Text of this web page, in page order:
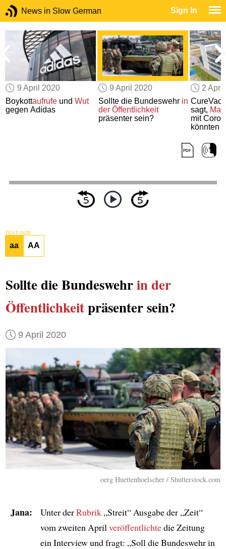
News in Slow German Sign In
9 April 2020
Boykottaufrufe undWut
gegen Adidas
9 April 2020
Sollte die Bundeswehr in
der Öffentlichkeit
präsenter sein?
2
CureVac-
sagt,
mit
könnten
TEXT SIZE
aa AA
Sollte die Bundeswehrin der
Öffentlichkeitpräsenter sein?
9 April 2020
oerg Huettenhoelscher / Shutterstock.com
Jana: Unter derRubrik„Streit“ Ausgabe der „Zeit“
vom zweiten April veröffentlichtedie Zeitung
ein Interview und fragt: „Soll die Bundeswehr in